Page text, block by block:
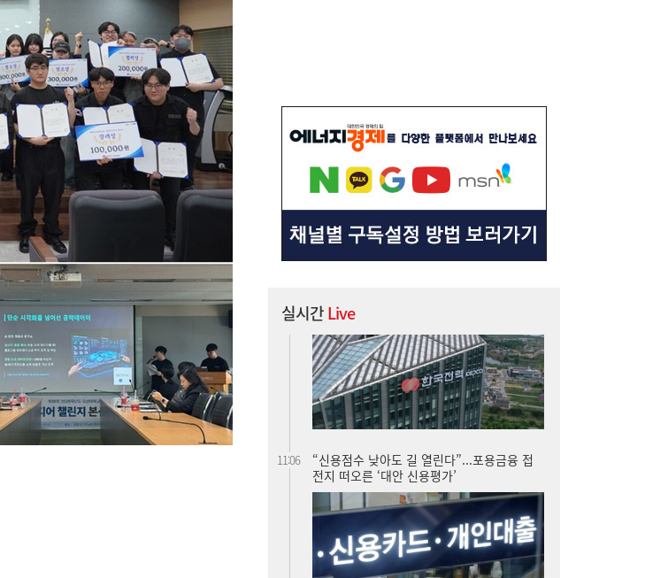
실시간Live
11:08
한전, 차기 사장 공모 나서…‘전기국가’ 핵심
역할에 관심 쏠려
“신용점수 낮아도 길 열린다”...포용금융 접
전지 떠오른 ‘대안 신용평가’
[단독] 종부세 개편 ‘강남벨트’ 직격…용산 증
세 주택 평균 1449만원 늘어